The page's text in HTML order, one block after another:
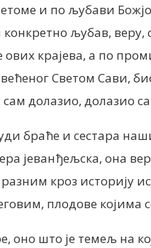
и по љубави
љубав, веру,
крајева, а по
Светом Сави,
сам долазио,
браће и сестара
јеванђељска, она
разним кроз историју
плодове којима
оно што је темељ на